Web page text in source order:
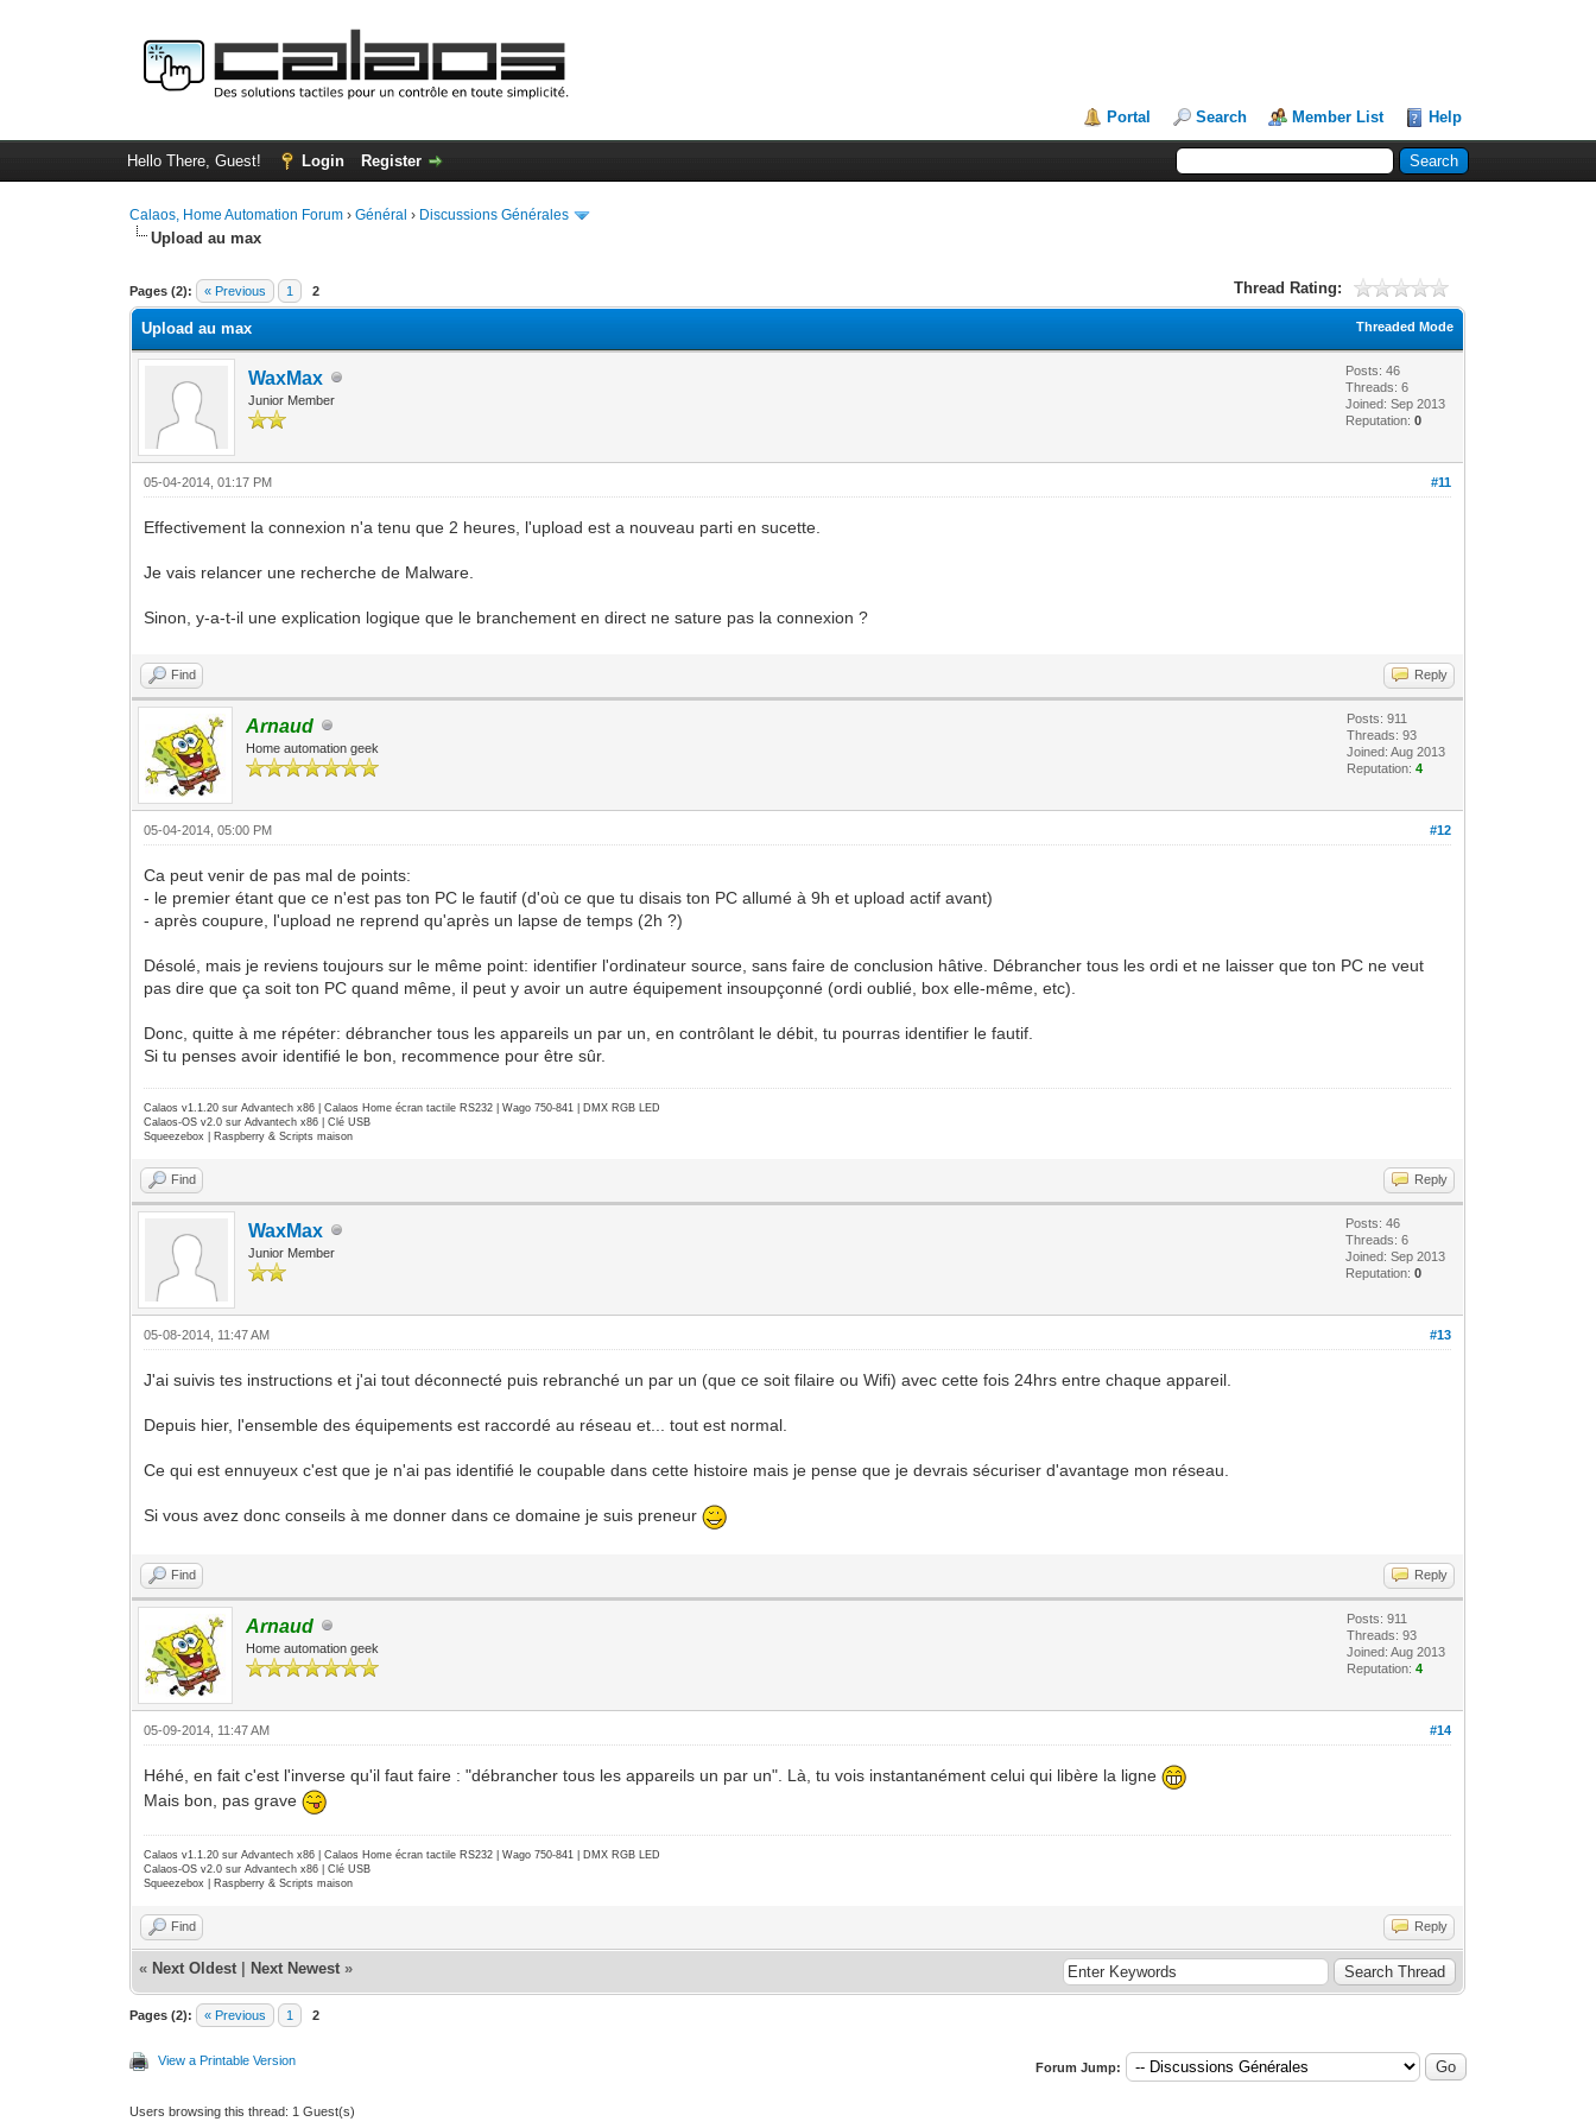
Portal Search Member List Help
Hello There, Guest! Login Register
Calaos, Home Automation Forum ›Général › Discussions Générales
Upload au max
Pages (2): « Previous 1 2 Thread Rating:
0 Vote(s) - 0 Average
1
2
3
4
5
Threaded Mode
Upload au max
WaxMax
Junior Member
Posts: 46
Threads: 6
Joined: Sep 2013
Reputation:0
#11
05-04-2014, 01:17 PM
Effectivement la connexion n'a tenu que 2 heures, l'upload est a nouveau parti en sucette.
Je vais relancer une recherche de Malware.
Sinon, y-a-t-il une explication logique que le branchement en direct ne sature pas la connexion ?
Find Reply
Arnaud
Home automation geek
Posts: 911
Threads: 93
Joined: Aug 2013
Reputation:4
#12
05-04-2014, 05:00 PM
Ca peut venir de pas mal de points:
- le premier étant que ce n'est pas ton PC le fautif (d'où ce que tu disais ton PC allumé à 9h et upload actif avant)
- après coupure, l'upload ne reprend qu'après un lapse de temps (2h ?)
Désolé, mais je reviens toujours sur le même point: identifier l'ordinateur source, sans faire de conclusion hâtive. Débrancher tous les ordi et ne laisser que ton PC ne veut
pas dire que ça soit ton PC quand même, il peut y avoir un autre équipement insoupçonné (ordi oublié, box elle-même, etc).
Donc, quitte à me répéter: débrancher tous les appareils un par un, en contrôlant le débit, tu pourras identifier le fautif.
Si tu penses avoir identifié le bon, recommence pour être sûr.
Calaos v1.1.20 sur Advantech x86 | Calaos Home écran tactile RS232 | Wago 750-841 | DMX RGB LED
Calaos-OS v2.0 sur Advantech x86 | Clé USB
Squeezebox | Raspberry & Scripts maison
Find Reply
WaxMax
Junior Member
Posts: 46
Threads: 6
Joined: Sep 2013
Reputation:0
#13
05-08-2014, 11:47 AM
J'ai suivis tes instructions et j'ai tout déconnecté puis rebranché un par un (que ce soit filaire ou Wifi) avec cette fois 24hrs entre chaque appareil.
Depuis hier, l'ensemble des équipements est raccordé au réseau et... tout est normal.
Ce qui est ennuyeux c'est que je n'ai pas identifié le coupable dans cette histoire mais je pense que je devrais sécuriser d'avantage mon réseau.
Si vous avez donc conseils à me donner dans ce domaine je suis preneur
Find Reply
Arnaud
Home automation geek
Posts: 911
Threads: 93
Joined: Aug 2013
Reputation:4
#14
05-09-2014, 11:47 AM
Héhé, en fait c'est l'inverse qu'il faut faire : "débrancher tous les appareils un par un". Là, tu vois instantanément celui qui libère la ligne
Mais bon, pas grave
Calaos v1.1.20 sur Advantech x86 | Calaos Home écran tactile RS232 | Wago 750-841 | DMX RGB LED
Calaos-OS v2.0 sur Advantech x86 | Clé USB
Squeezebox | Raspberry & Scripts maison
Find Reply
« Next Oldest Next Newest »
Pages (2): « Previous 1 2
View a Printable Version Forum Jump:
Users browsing this thread: 1 Guest(s)